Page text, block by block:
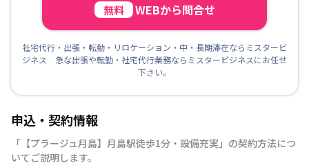
無料 WEBから問合せ
社宅代行・出張・転勤・リロケーション・中・長期滞在ならミスタービ
ジネス 急な出張や転勤・社宅代行業務ならミスタービジネスにお任せ
下さい。
申込・契約情報
「 【プラージュ月島】月島駅徒歩1分・設備充実 」の契約方法につ
いてご説明します。